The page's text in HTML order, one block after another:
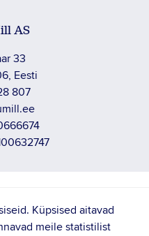
AS
33
Eesti
807
Küpsised aitavad
meile statistilist